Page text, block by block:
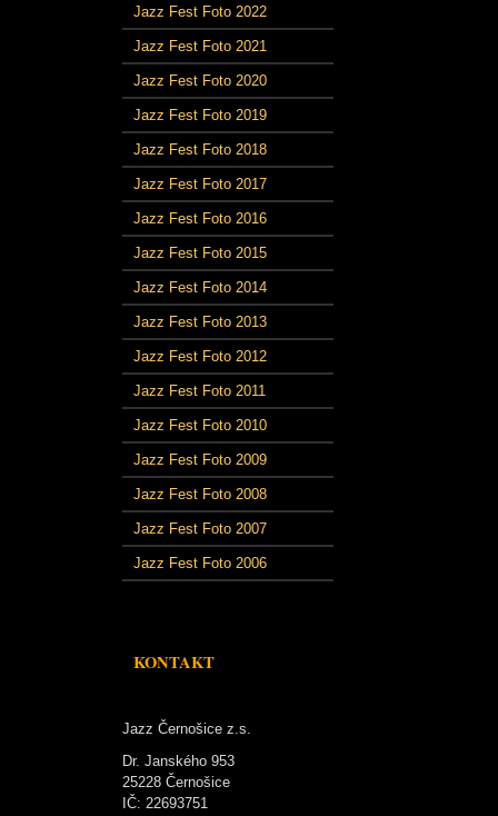
Jazz Fest Foto 2022
Jazz Fest Foto 2021
Jazz Fest Foto 2020
Jazz Fest Foto 2019
Jazz Fest Foto 2018
Jazz Fest Foto 2017
Jazz Fest Foto 2016
Jazz Fest Foto 2015
Jazz Fest Foto 2014
Jazz Fest Foto 2013
Jazz Fest Foto 2012
Jazz Fest Foto 2011
Jazz Fest Foto 2010
Jazz Fest Foto 2009
Jazz Fest Foto 2008
Jazz Fest Foto 2007
Jazz Fest Foto 2006
KONTAKT
Jazz Černošice z.s.
Dr. Janského 953
25228 Černošice
IČ: 22693751